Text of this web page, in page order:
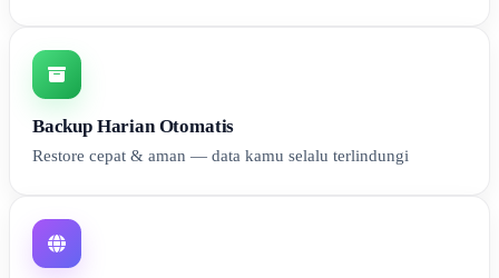
Backup Harian Otomatis
Restore cepat & aman — data kamu selalu terlindungi